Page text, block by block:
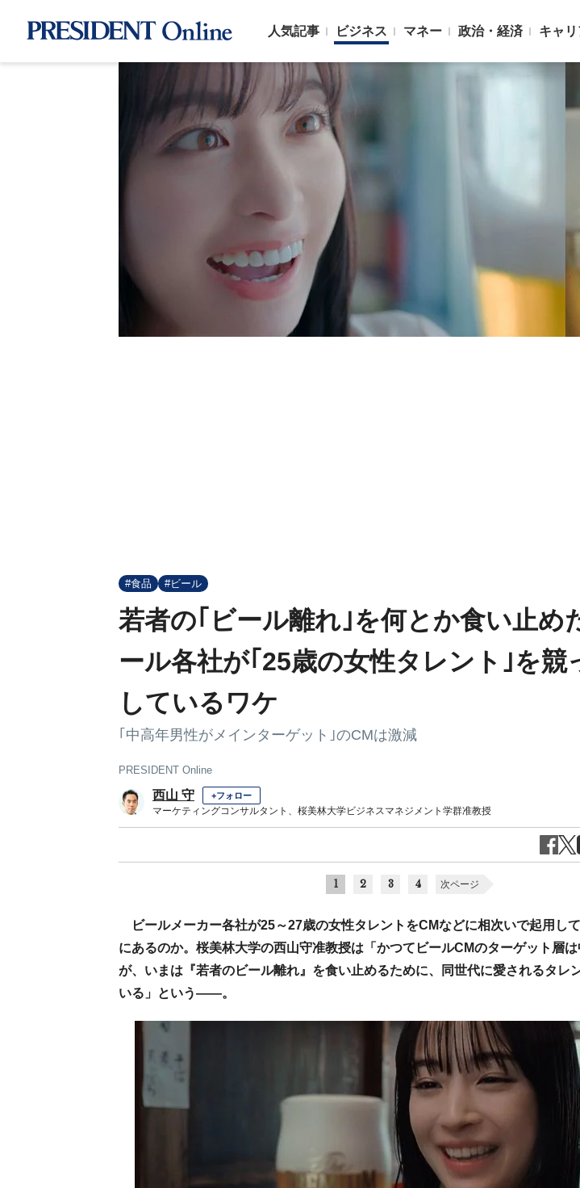
人気記事 ビジネス マネー 政治・経済 キャ
#食品 #ビール
若者の｢ビール離れ｣を何とか食い止
ール各社が｢25歳の女性タレント｣を競
しているワケ
｢中高年男性がメインターゲット｣のCMは激減
PRESIDENT Online
西山 守 +フォロー
マーケティングコンサルタント、桜美林大学ビジネスマネジメント学群准教授
1 2 3 4 次ページ
ビールメーカー各社が25～27歳の女性タレントをCMなどに相次いで起用し
にあるのか。桜美林大学の西山守准教授は「かつてビールCMのターゲット層
が、いまは『若者のビール離れ』を食い止めるために、同世代に愛されるタレ
いる」という――。